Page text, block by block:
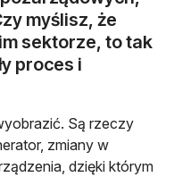
myślisz, że
sektorze, to tak
proces i
Są rzeczy
zmiany w
dzięki którym